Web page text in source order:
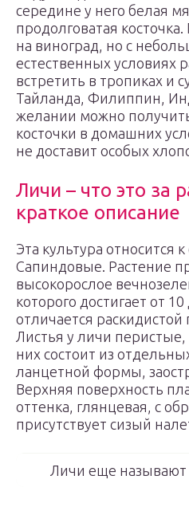
середине у него белая
продолговатая
на виноград, но с
естественных условиях
встретить в тропиках и
Тайланда, Филиппин,
желании можно
косточки в домашних
не доставит особых
Личи – что это за
краткое описание
Эта культура относится
Сапиндовые. Растение
высокорослое
которого достигает от
отличается
Листья у личи
них состоит из
ланцетной формы,
Верхняя поверхность
оттенка, глянцевая, с
присутствует сизый
Личи еще называют